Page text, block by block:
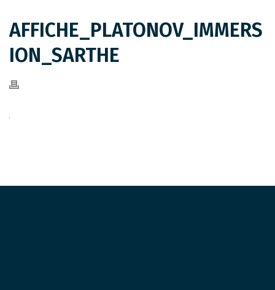
AFFICHE_PLATONOV_IMMERS
ION_SARTHE